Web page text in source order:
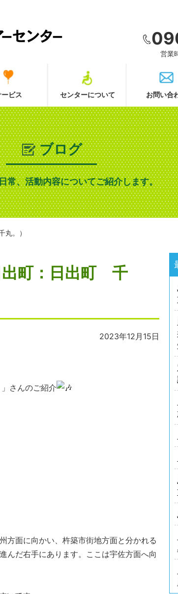
営業
ービス センターについて お問い合
ブログ
常、活動内容についてご紹介します。
。）
町：日出町 千
2023年12月15日
さんのご紹介
方面に向かい、杵築市街地方面と分かれる
んだ右手にあります。ここは宇佐方面へ向